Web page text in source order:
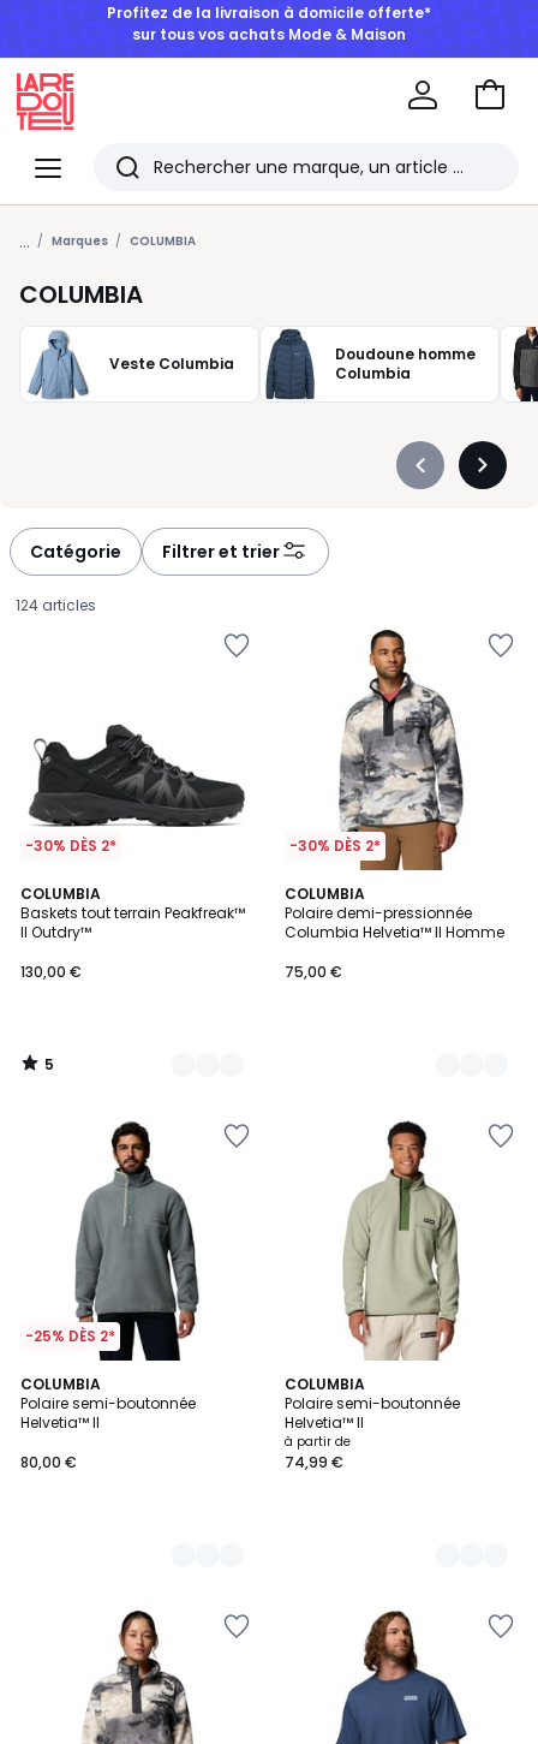
BONS PLANS | Jusqu'à -50% dès 2 articles*
Menu
Redoute
Rechercher
Les
derniers
articles
consultés
Aller
... Marques COLUMBIA
COLUMBIA
Veste Columbia
Doudoune homme
Columbia
Précédent
Catégorie Filtrer et trier
124 articles
-30% DÈS 2*
COLUMBIA
Baskets tout terrain Peakfreak™
II Outdry™
€.
130,00 €
5
/
5
2
Couleurs
5
/
-30% DÈS 2*
COLUMBIA
Polaire demi-pressionnée
Columbia Helvetia™ II Homme
75,00 €
2
Couleurs
-25% DÈS 2*
COLUMBIA
Polaire semi-boutonnée
Helvetia™ II
80,00 €
2
Couleurs
COLUMBIA
Polaire semi-boutonnée
Helvetia™ II
à partir de
74,99 €
4
Couleurs